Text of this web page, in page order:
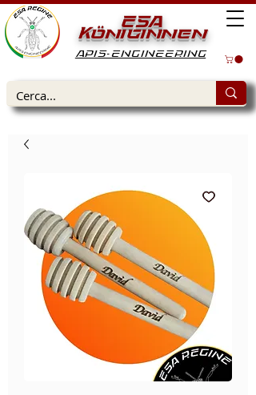
ESA
Königinnen
APIS-ENGINEERING